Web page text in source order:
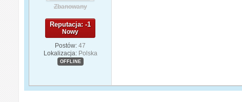
Zbanowany
Reputacja: -1
Nowy
Postów: 47
Lokalizacja: Polska
OFFLINE